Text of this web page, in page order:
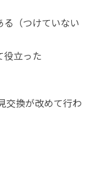
る（つけていない
役立った
交換が改めて行わ